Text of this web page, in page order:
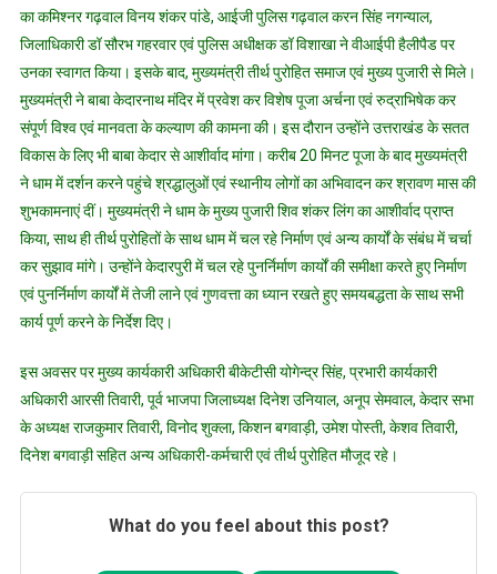
के
दर्शन
का कमिश्नर गढ़वाल विनय शंकर पांडे, आईजी पुलिस गढ़वाल करन सिंह नगन्याल,
जिलाधिकारी डॉ सौरभ गहरवार एवं पुलिस अधीक्षक डॉ विशाखा ने वीआईपी हैलीपैड पर
उनका स्वागत किया। इसके बाद, मुख्यमंत्री तीर्थ पुरोहित समाज एवं मुख्य पुजारी से मिले।
मुख्यमंत्री ने बाबा केदारनाथ मंदिर में प्रवेश कर विशेष पूजा अर्चना एवं रुद्राभिषेक कर
संपूर्ण विश्व एवं मानवता के कल्याण की कामना की। इस दौरान उन्होंने उत्तराखंड के सतत
विकास के लिए भी बाबा केदार से आशीर्वाद मांगा। करीब 20 मिनट पूजा के बाद मुख्यमंत्री
ने धाम में दर्शन करने पहुंचे श्रद्धालुओं एवं स्थानीय लोगों का अभिवादन कर श्रावण मास की
शुभकामनाएं दीं। मुख्यमंत्री ने धाम के मुख्य पुजारी शिव शंकर लिंग का आशीर्वाद प्राप्त
किया, साथ ही तीर्थ पुरोहितों के साथ धाम में चल रहे निर्माण एवं अन्य कार्यों के संबंध में चर्चा
कर सुझाव मांगे। उन्होंने केदारपुरी में चल रहे पुनर्निर्माण कार्यों की समीक्षा करते हुए निर्माण
एवं पुनर्निर्माण कार्यों में तेजी लाने एवं गुणवत्ता का ध्यान रखते हुए समयबद्धता के साथ सभी
कार्य पूर्ण करने के निर्देश दिए।
इस अवसर पर मुख्य कार्यकारी अधिकारी बीकेटीसी योगेन्द्र सिंह, प्रभारी कार्यकारी
अधिकारी आरसी तिवारी, पूर्व भाजपा जिलाध्यक्ष दिनेश उनियाल, अनूप सेमवाल, केदार सभा
के अध्यक्ष राजकुमार तिवारी, विनोद शुक्ला, किशन बगवाड़ी, उमेश पोस्ती, केशव तिवारी,
दिनेश बगवाड़ी सहित अन्य अधिकारी-कर्मचारी एवं तीर्थ पुरोहित मौजूद रहे।
What do you feel about this post?